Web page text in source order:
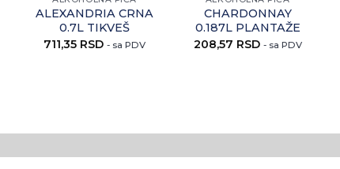
ALEXANDRIA CRNA
0.7L TIKVEŠ
711,35 RSD - sa PDV
CHARDONNAY
0.187L PLANTAŽE
208,57 RSD - sa PDV